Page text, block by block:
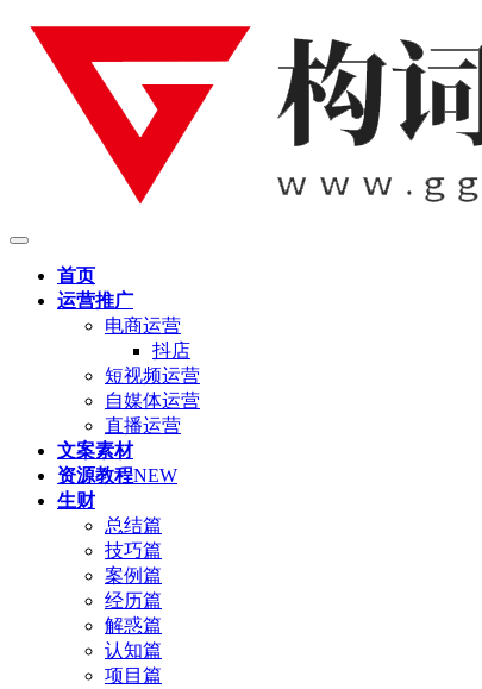
首页
运营推广
电商运营
抖店
短视频运营
自媒体运营
直播运营
文案素材
资源教程NEW
生财
总结篇
技巧篇
案例篇
经历篇
解惑篇
认知篇
项目篇